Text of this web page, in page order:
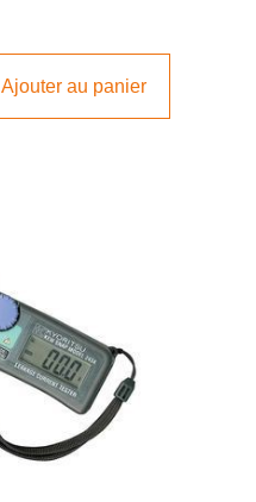
Ajouter au panier